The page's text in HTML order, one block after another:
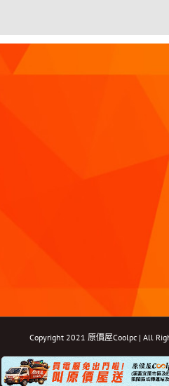
Copyright 2021 原價屋Coolpc | All
Facebook